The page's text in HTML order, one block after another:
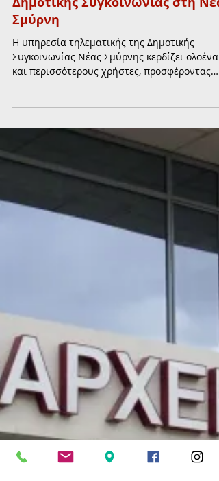
ΣΥΓΚΟΙΝΩΝΙΑ & ΔΡΟΜΟΙ
Με ένα «κλικ» τα δρομολόγια της
Η υπηρεσία τηλεματικής της Δημοτικής
Συγκοινωνίας Νέας Σμύρνης κερδίζει ολοένα
και περισσότερους χρήστες, προσφέροντας
ενημέρωση σε πραγματικό χρόνο για τα
δρομολόγια και τον χρόνο άφιξης των
λεωφορείων.